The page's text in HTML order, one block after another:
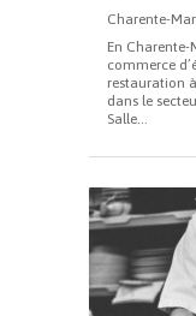
Charente-
En
commerce
restauration
dans le
Salle...